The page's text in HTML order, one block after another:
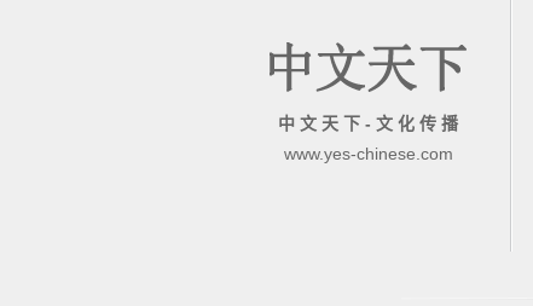
中 文 天 下 - 文 化 传 播
www.yes-chinese.com